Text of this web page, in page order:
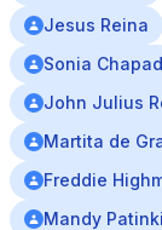
Jesus Reina
Sonia
John Julius
Martita de
Freddie
Mandy